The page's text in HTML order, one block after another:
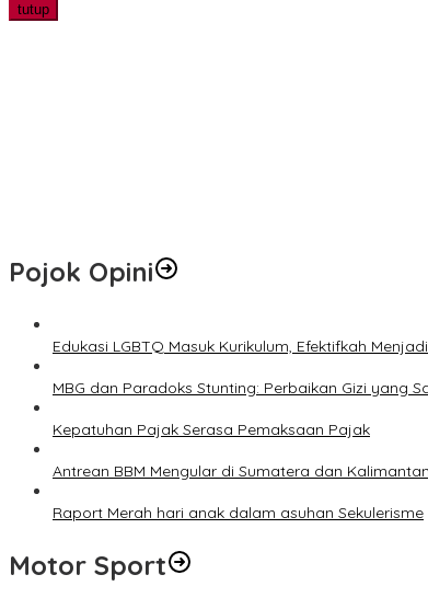
tutup
Pojok Opini
Edukasi LGBTQ Masuk Kurikulum, Efektifkah
MBG dan Paradoks Stunting: Perbaikan Gizi yang
Kepatuhan Pajak Serasa Pemaksaan Pajak
Antrean BBM Mengular di Sumatera dan
Raport Merah hari anak dalam asuhan Sekulerisme
Motor Sport